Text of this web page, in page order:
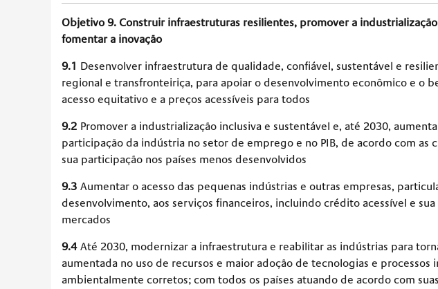
Objetivo 9. Construir infraestruturas resilientes, promover a
fomentar a inovação
9.1 Desenvolver infraestrutura de qualidade, confiável, sustentável e
regional e transfronteiriça, para apoiar o desenvolvimento econômico e o
acesso equitativo e a preços acessíveis para todos
9.2 Promover a industrialização inclusiva e sustentável e, até 2030,
participação da indústria no setor de emprego e no PIB, de acordo com as
sua participação nos países menos desenvolvidos
9.3 Aumentar o acesso das pequenas indústrias e outras empresas,
desenvolvimento, aos serviços financeiros, incluindo crédito acessível e
mercados
9.4Até 2030, modernizar a infraestrutura e reabilitar as indústrias para
aumentada no uso de recursos e maior adoção de tecnologias e processos
ambientalmente corretos; com todos os países atuando de acordo com